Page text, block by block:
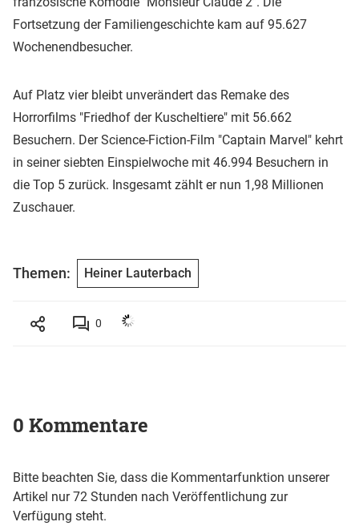
Fortsetzung der Familiengeschichte kam auf 95.627
Wochenendbesucher.
Auf Platz vier bleibt unverändert das Remake des
Horrorfilms "Friedhof der Kuscheltiere" mit 56.662
Besuchern. Der Science-Fiction-Film "Captain Marvel" kehrt
in seiner siebten Einspielwoche mit 46.994 Besuchern in
die Top 5 zurück. Insgesamt zählt er nun 1,98 Millionen
Zuschauer.
Themen: Heiner Lauterbach
0
0 Kommentare
Bitte beachten Sie, dass die Kommentarfunktion unserer
Artikel nur 72 Stunden nach Veröffentlichung zur
Verfügung steht.